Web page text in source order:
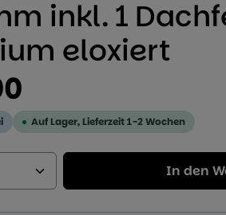
inkl. 1
eloxiert
Auf Lager, Lieferzeit 1-2 Wochen
Geben Sie den
In den